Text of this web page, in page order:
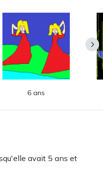
6 ans
avait 5 ans et